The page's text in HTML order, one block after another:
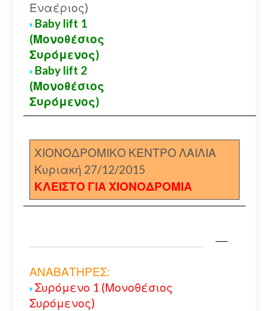
Εναέριος)
Baby lift 1
(Μονοθέσιος
Συρόμενος)
Baby lift 2
(Μονοθέσιος
Συρόμενος)
ΧΙΟΝΟΔΡΟΜΙΚΟ ΚΕΝΤΡΟ ΛΑΙΛΙΑ
Κυριακή 27/12/2015
ΚΛΕΙΣΤΟ ΓΙΑ ΧΙΟΝΟΔΡΟΜΙΑ
ΑΝΑΒΑΤΗΡΕΣ:
Συρόμενο 1 (Μονοθέσιος
Συρόμενος)